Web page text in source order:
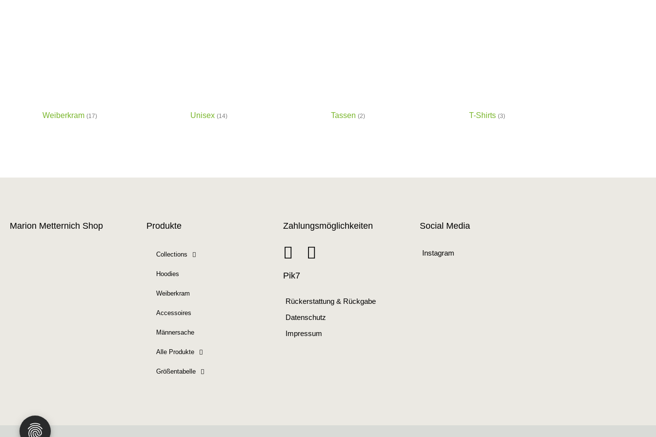
Weiberkram (17) Unisex (14) Tassen (2) T-Shirts (3)
Marion Metternich Shop Produkte
Collections
Hoodies
Weiberkram
Accessoires
Männersache
Alle Produkte
Größentabelle
Zahlungsmöglichkeiten
Pik7
Rückerstattung & Rückgabe
Datenschutz
Impressum
Social Media
Instagram